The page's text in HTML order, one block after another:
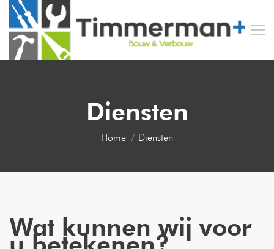
Diensten
Home Diensten
Wat kunnen wij voor
u betekenen?